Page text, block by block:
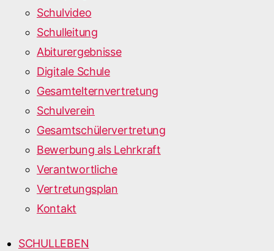
Schulvideo
Schulleitung
Abiturergebnisse
Digitale Schule
Gesamtelternvertretung
Schulverein
Gesamtschülervertretung
Bewerbung als Lehrkraft
Verantwortliche
Vertretungsplan
Kontakt
SCHULLEBEN